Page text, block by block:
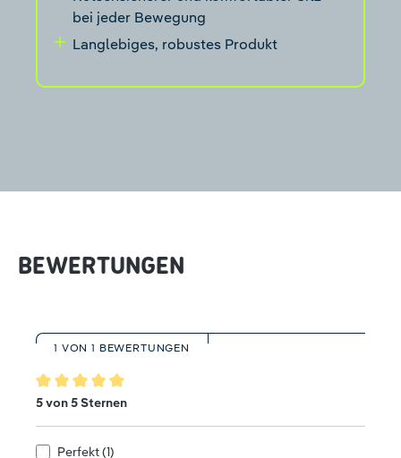
bei jeder Bewegung
Langlebiges, robustes Produkt
BEWERTUNGEN
1 VON 1 BEWERTUNGEN
Durchschnittliche Bewertung von 5 von 5 Sternen
5 von 5 Sternen
Perfekt (1)